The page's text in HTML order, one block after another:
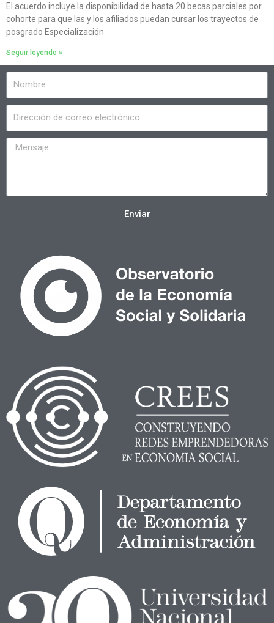
El acuerdo incluye la disponibilidad de hasta 20 becas parciales por
cohorte para que las y los afiliados puedan cursar los trayectos de
posgrado Especialización
Seguir leyendo »
Enviar